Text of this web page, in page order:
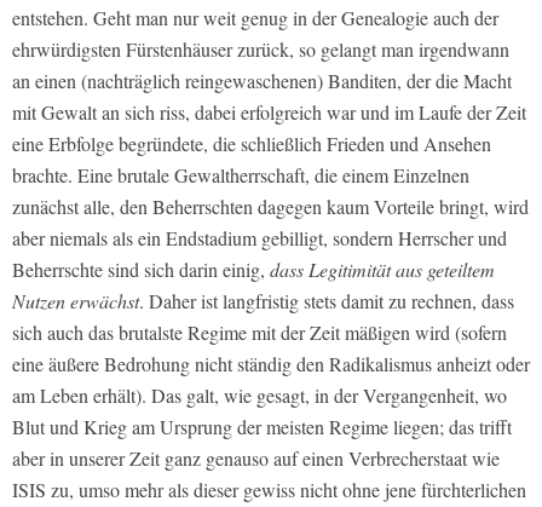
entstehen. Geht man nur weit genug in der Genealogie auch der
ehrwürdigsten Fürstenhäuser zurück, so gelangt man irgendwann
an einen (nachträglich reingewaschenen) Banditen, der die Macht
mit Gewalt an sich riss, dabei erfolgreich war und im Laufe der Zeit
eine Erbfolge begründete, die schließlich Frieden und Ansehen
brachte. Eine brutale Gewaltherrschaft, die einem Einzelnen
zunächst alle, den Beherrschten dagegen kaum Vorteile bringt, wird
aber niemals als ein Endstadium gebilligt, sondern Herrscher und
Beherrschte sind sich darin einig, dass Legitimität aus geteiltem
Nutzen erwächst. Daher ist langfristig stets damit zu rechnen, dass
sich auch das brutalste Regime mit der Zeit mäßigen wird (sofern
eine äußere Bedrohung nicht ständig den Radikalismus anheizt oder
am Leben erhält). Das galt, wie gesagt, in der Vergangenheit, wo
Blut und Krieg am Ursprung der meisten Regime liegen; das trifft
aber in unserer Zeit ganz genauso auf einen Verbrecherstaat wie
ISIS zu, umso mehr als dieser gewiss nicht ohne jene fürchterlichen